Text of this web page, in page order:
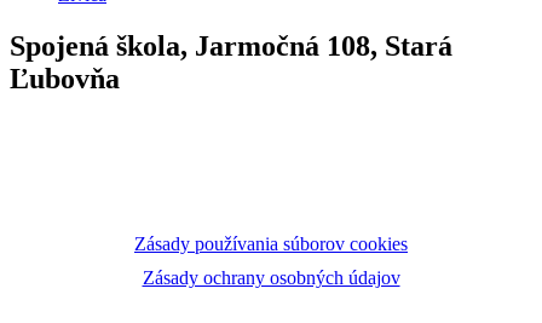
Spojená škola, Jarmočná 108, Stará
Ľubovňa
Zásady používania súborov cookies
Zásady ochrany osobných údajov